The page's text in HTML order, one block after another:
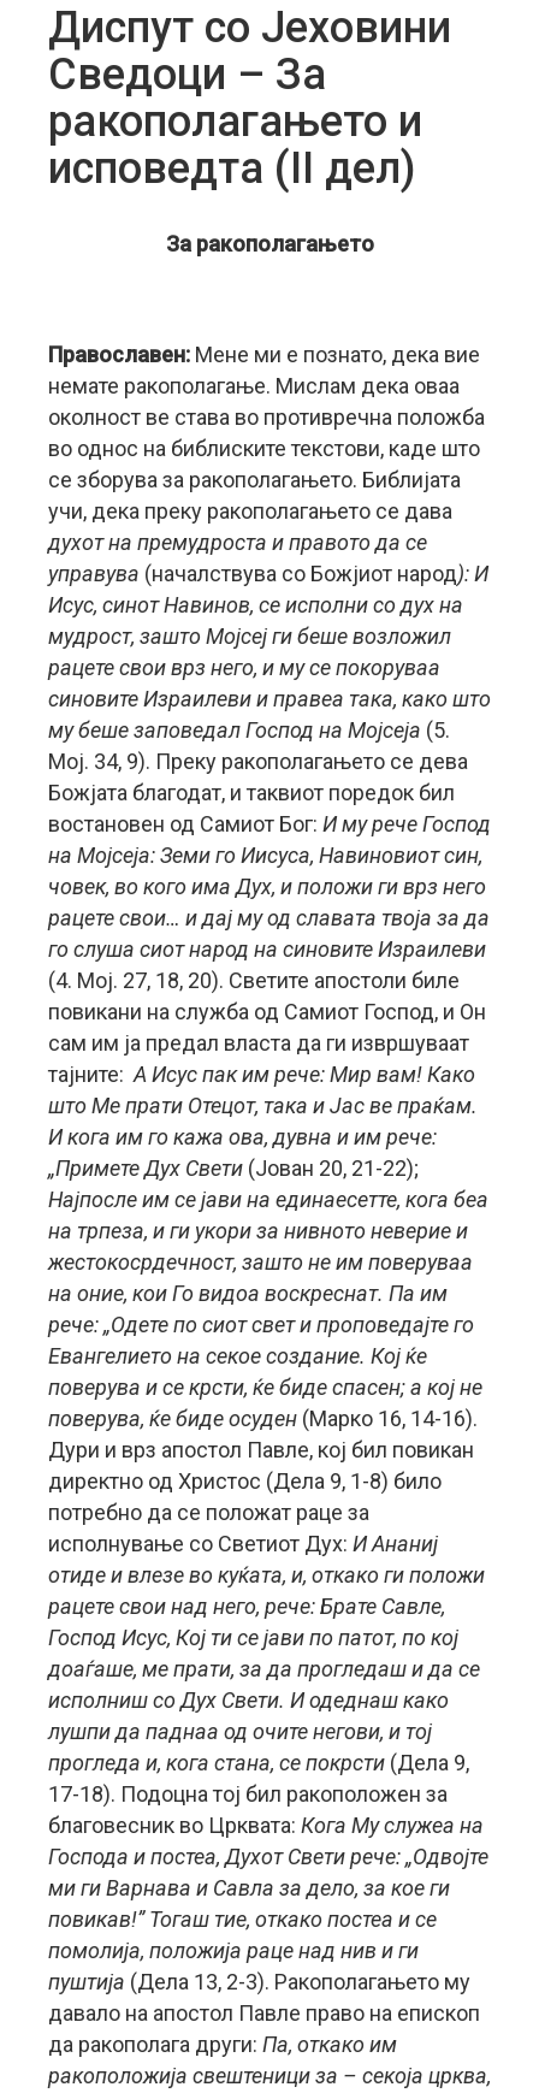
Диспут со Јеховини
Сведоци – За
ракополагањето и
исповедта (II дел)
За ракополагањето
Православен: Мене ми е познато, дека вие
немате ракополагање. Мислам дека оваа
околност ве става во противречна положба
во однос на библиските текстови, каде што
се зборува за ракополагањето. Библијата
учи, дека преку ракополагањето се дава
духот на премудроста и правото да се
управува (началствува со Божјиот народ): И
Исус, синот Навинов, се исполни со дух на
мудрост, зашто Мојсеј ги беше возложил
рацете свои врз него, и му се покоруваа
синовите Израилеви и правеа така, како што
му беше заповедал Господ на Мојсеја (5.
Мој. 34, 9). Преку ракополагањето се дева
Божјата благодат, и таквиот поредок бил
востановен од Самиот Бог: И му рече Господ
на Мојсеја: Земи го Иисуса, Навиновиот син,
човек, во кого има Дух, и положи ги врз него
рацете свои… и дај му од славата твоја за да
го слуша сиот народ на синовите Израилеви
(4. Moj. 27, 18, 20). Светите апостоли биле
повикани на служба од Самиот Господ, и Он
сам им ја предал власта да ги извршуваат
тајните: А Исус пак им рече: Мир вам! Како
што Ме прати Отецот, така и Јас ве праќам.
И кога им го кажа ова, дувна и им рече:
„Примете Дух Свети (Јован 20, 21-22);
Најпосле им се јави на единаесетте, кога беа
на трпеза, и ги укори за нивното неверие и
жестокосрдечност, зашто не им поверуваа
на оние, кои Го видоа воскреснат. Па им
рече: „Одете по сиот свет и проповедајте го
Евангелието на секое создание. Кој ќе
поверува и се крсти, ќе биде спасен; а кој не
поверува, ќе биде осуден (Марко 16, 14-16).
Дури и врз апостол Павле, кој бил повикан
директно од Христос (Дела 9, 1-8) било
потребно да се положат раце за
исполнување со Светиот Дух: И Ананиј
отиде и влезе во куќата, и, откако ги положи
рацете свои над него, рече: Брате Савле,
Господ Исус, Кој ти се јави по патот, по кој
доаѓаше, ме прати, за да прогледаш и да се
исполниш со Дух Свети. И одеднаш како
лушпи да паднаа од очите негови, и тој
прогледа и, кога стана, се покрсти (Дела 9,
17-18). Подоцна тој бил ракоположен за
благовесник во Црквата: Кога Му служеа на
Господа и постеа, Духот Свети рече: „Одвојте
ми ги Варнава и Савла за дело, за кое ги
повикав!” Тогаш тие, откако постеа и се
помолија, положија раце над нив и ги
пуштија (Дела 13, 2-3). Ракополагањето му
давало на апостол Павле право на епископ
да ракополага други: Па, откако им
ракоположија свештеници за – секоја црква,